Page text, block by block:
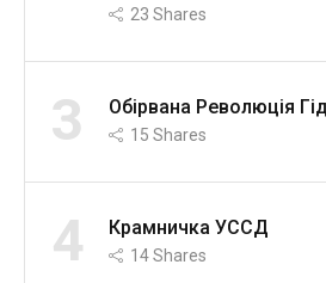
23 Shares
3 Обірвана Революція
15 Shares
4 Крамничка УССД
14Shares